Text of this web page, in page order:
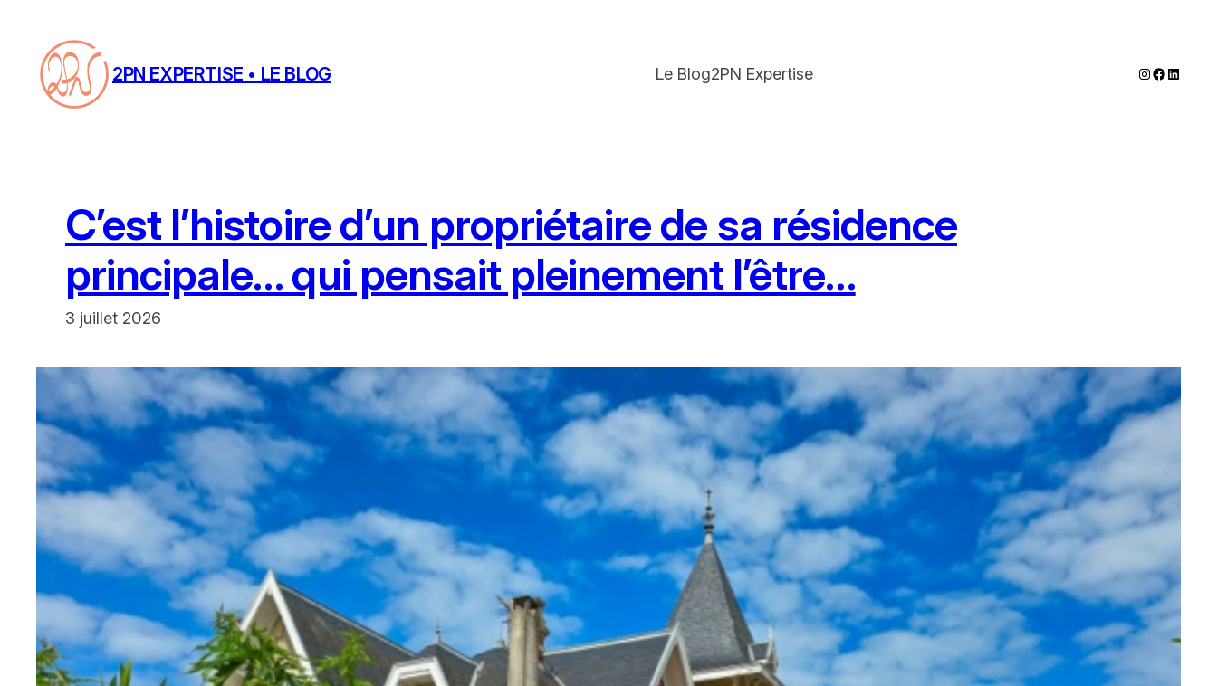
contenu
2PN EXPERTISE • LE BLOG Le Blog2PN Expertise Instagram
C’est l’histoire d’un propriétaire de sa résidence
principale… qui pensait pleinement l’être…
3 juillet 2026